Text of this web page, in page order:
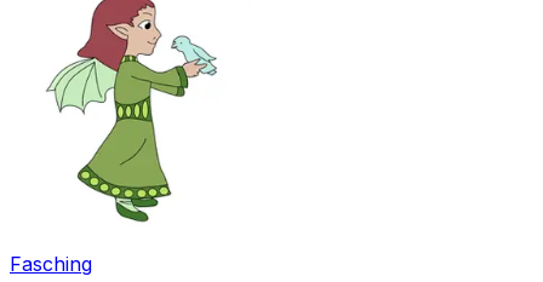
Fasching